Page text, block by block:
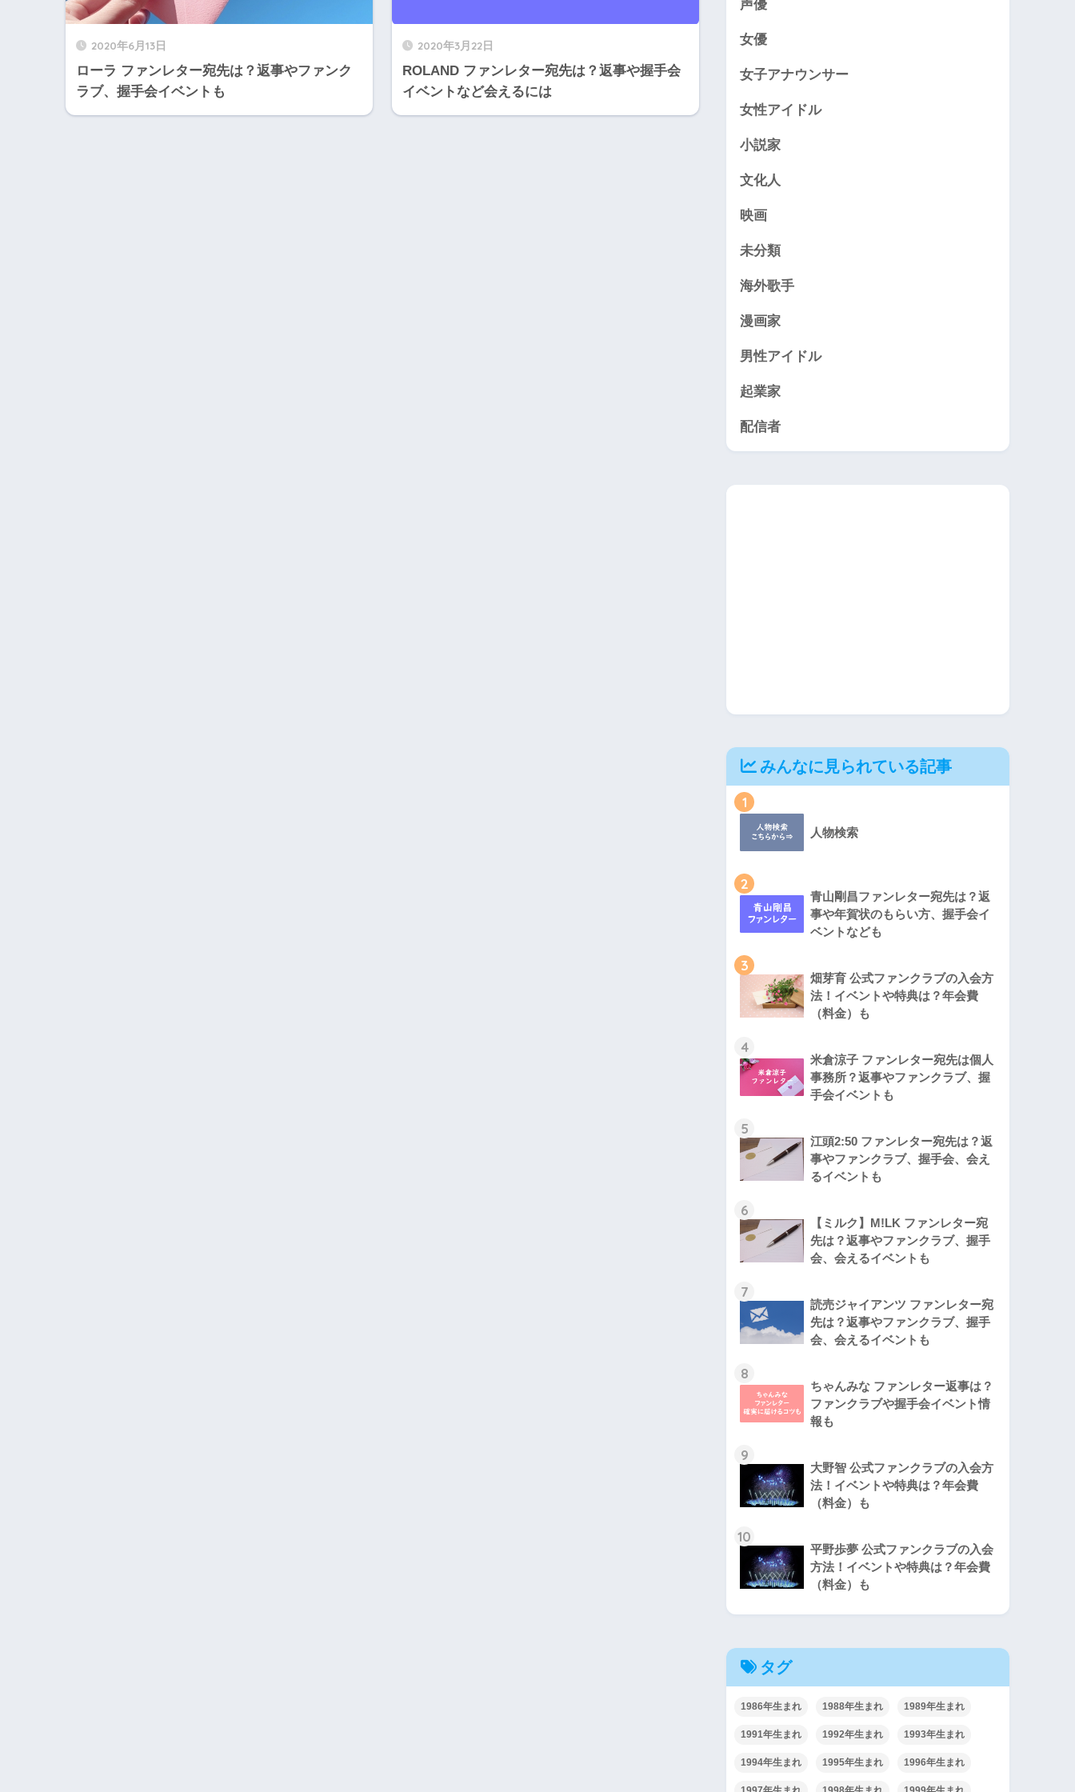
2020年6月13日
ローラ ファンレター宛先は？返事やファンク
ラブ、握手会イベントも
2020年3月22日
ROLAND ファンレター宛先は？返事や握手会
イベントなど会えるには
声優
女優
女子アナウンサー
女性アイドル
小説家
文化人
映画
未分類
海外歌手
漫画家
男性アイドル
起業家
配信者
みんなに見られている記事
1
人物検索
2
青山剛昌ファンレター宛先は？返
事や年賀状のもらい方、握手会イ
ベントなども
3
畑芽育 公式ファンクラブの入会方
法！イベントや特典は？年会費
（料金）も
4
米倉涼子 ファンレター宛先は個人
事務所？返事やファンクラブ、握
手会イベントも
5
江頭2:50 ファンレター宛先は？返
事やファンクラブ、握手会、会え
るイベントも
6
【ミルク】M!LK ファンレター宛
先は？返事やファンクラブ、握手
会、会えるイベントも
7
読売ジャイアンツ ファンレター宛
先は？返事やファンクラブ、握手
会、会えるイベントも
8
ちゃんみな ファンレター返事は？
ファンクラブや握手会イベント情
報も
9
大野智 公式ファンクラブの入会方
法！イベントや特典は？年会費
（料金）も
10
平野歩夢 公式ファンクラブの入会
方法！イベントや特典は？年会費
（料金）も
タグ
1986年生まれ 1988年生まれ 1989年生まれ
1991年生まれ 1992年生まれ 1993年生まれ
1994年生まれ 1995年生まれ 1996年生まれ